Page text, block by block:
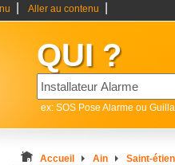
Aller au contenu
QUI ?
ex: SOS Pose Alarme ou
Accueil Ain Saint-